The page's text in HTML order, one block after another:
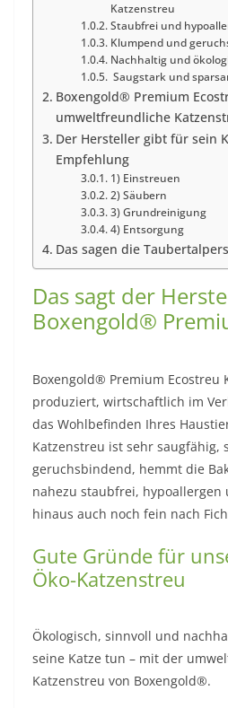
Katzenstreu
Staubfrei und
Klumpend und
Nachhaltig und
Saugstark und
Boxengold® Premium
umweltfreundliche
Der Hersteller gibt für sein
Empfehlung
1) Einstreuen
2) Säubern
3) Grundreinigung
4) Entsorgung
Das sagen die
Das sagt der
Boxengold®
Boxengold® Premium Ecostreu
produziert, wirtschaftlich im
das Wohlbefinden Ihres
Katzenstreu ist sehr saugfähig,
geruchsbindend, hemmt die
nahezu staubfrei,
hinaus auch noch fein nach
Gute Gründe für
Öko-Katzenstreu
Ökologisch, sinnvoll und
seine Katze tun – mit der
Katzenstreu von Boxengold®.